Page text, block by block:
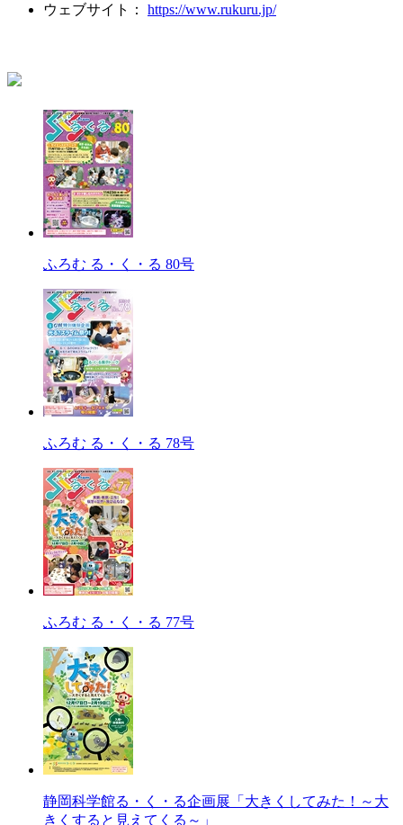
ウェブサイト： https://www.rukuru.jp/
ふろむ る・く・る 80号
ふろむ る・く・る 78号
ふろむ る・く・る 77号
静岡科学館る・く・る企画展「大きくしてみた！～大
きくすると見えてくる～」